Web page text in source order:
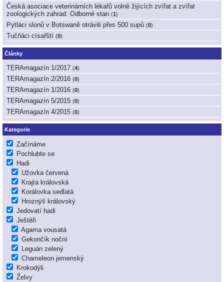
Česká asociace veterinárních lékařů volně žijících zvířat a zvířat
zoologických zahrad: Odborné stan (1 )
Pytláci slonů v Botswaně otrávili přes 500 supů (0)
Tučňáci císařští (0)
Články
TERAmagazín 1/2017 (4)
TERAmagazín 2/2016 (0)
TERAmagazín 1/2016 (0)
TERAmagazín 5/2015 (0)
TERAmagazín 4/2015 (0)
Kategorie
Začínáme
Pochlubte se
Hadi
Užovka červená
Krajta královská
Korálovka sedlatá
Hroznýš královský
Jedovatí hadi
Ještěři
Agama vousatá
Gekončík noční
Leguán zelený
Chameleon jemenský
Krokodýli
Želvy